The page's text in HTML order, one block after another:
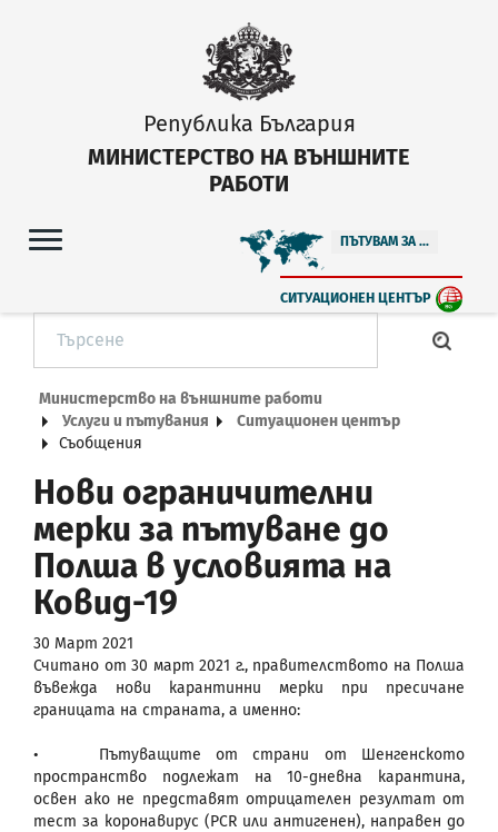
Република България
МИНИСТЕРСТВО НА ВЪНШНИТЕ
РАБОТИ
ПЪТУВАМ ЗА ...
СИТУАЦИОНЕН ЦЕНТЪР
Министерство на външните работи
Услуги и пътувания
Ситуационен център
Съобщения
Нови ограничителни
мерки за пътуване до
Полша в условията на
Ковид-19
30 Март 2021
Считано от 30 март 2021 г., правителството на Полша
въвежда нови карантинни мерки при пресичане
границата на страната, а именно:
• Пътуващите от страни от Шенгенското
пространство подлежат на 10-дневна карантина,
освен ако не представят отрицателен резултат от
тест за коронавирус (PCR или антигенен), направен до